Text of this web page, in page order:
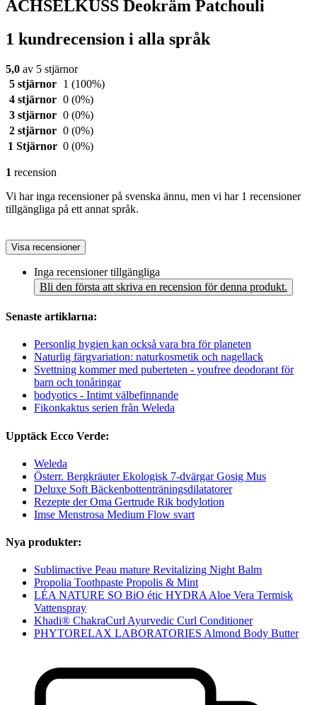
ACHSELKUSS Deokräm Patchouli
1 kundrecension i alla språk
5,0 av 5 stjärnor
5 stjärnor
1 (100%)
4 stjärnor 0 (0%)
3 stjärnor 0 (0%)
2 stjärnor 0 (0%)
1 Stjärnor 0 (0%)
1 recension
Vi har inga recensioner på svenska ännu, men vi har 1 recensioner
tillgängliga på ett annat språk.
Visa recensioner
Inga recensioner tillgängliga
Bli den första att skriva en recension för denna produkt.
Senaste artiklarna:
Personlig hygien kan också vara bra för planeten
Naturlig färgvariation: naturkosmetik och nagellack
Svettning kommer med puberteten - youfree deodorant för
barn och tonåringar
bodyotics - Intimt välbefinnande
Fikonkaktus serien från Weleda
Upptäck Ecco Verde:
Weleda
Österr. Bergkräuter Ekologisk 7-dvärgar Gosig Mus
Deluxe Soft Bäckenbottenträningsdilatatorer
Rezepte der Oma Gertrude Rik bodylotion
Imse Menstrosa Medium Flow svart
Nya produkter:
Sublimactive Peau mature Revitalizing Night Balm
Propolia Toothpaste Propolis & Mint
LÉA NATURE SO BiO étic HYDRA Aloe Vera Termisk
Vattenspray
Khadi® ChakraCurl Ayurvedic Curl Conditioner
PHYTORELAX LABORATORIES Almond Body Butter